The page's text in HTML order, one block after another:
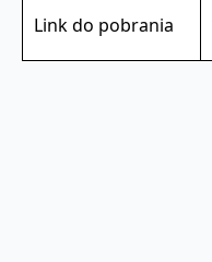
Link do pobrania